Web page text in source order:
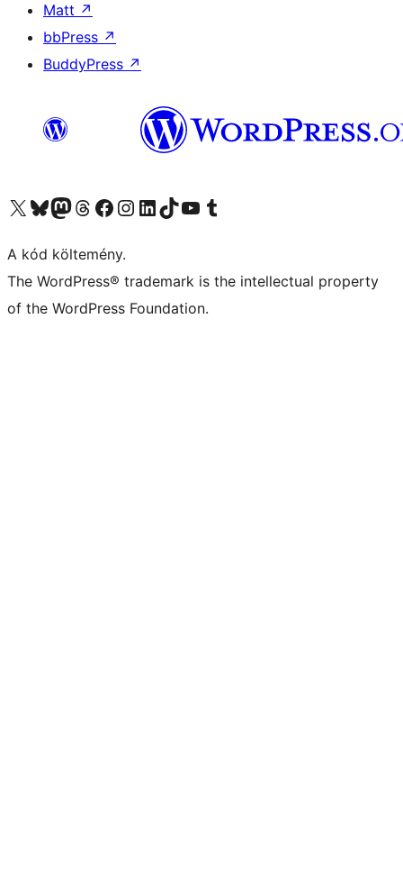
Matt ↗
bbPress ↗
BuddyPress ↗
Visit our X (formerly Twitter) account
Visit our Bluesky account
Twitter csatornánk
Visit our Threads account
Facebook oldalunk megtekintése
Visit our Instagram account
Visit our LinkedIn account
Visit our TikTok account
Visit our YouTube channel
Visit our Tumblr account
A kód költemény.
The WordPress® trademark is the intellectual property
of the WordPress Foundation.